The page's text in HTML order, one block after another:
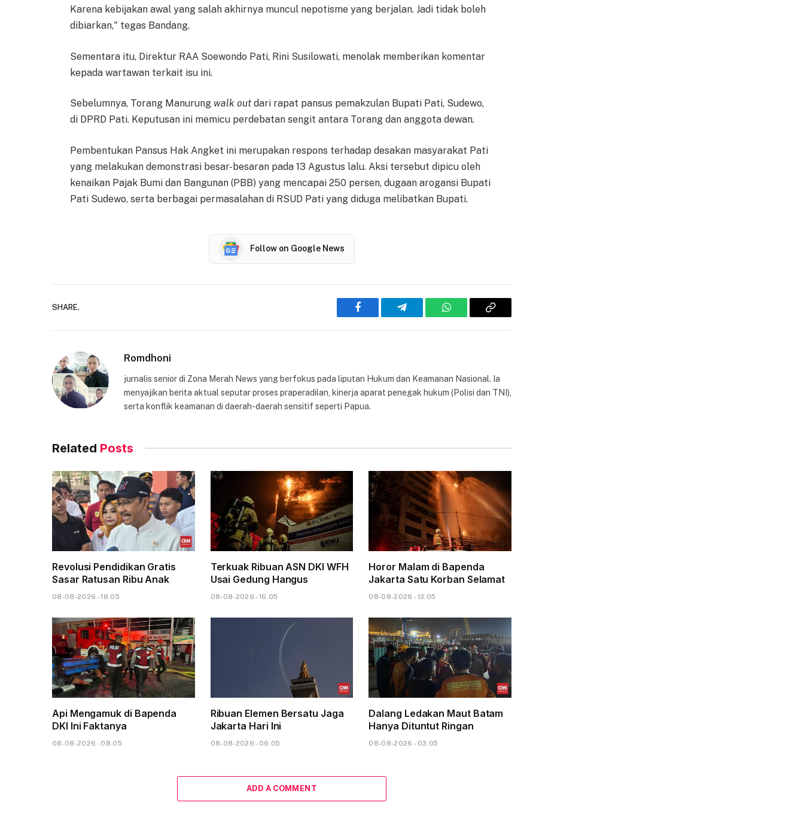
Karena kebijakan awal yang salah akhirnya muncul nepotisme yang berjalan. Jadi tidak boleh
dibiarkan," tegas Bandang.
Sementara itu, Direktur RAA Soewondo Pati, Rini Susilowati, menolak memberikan komentar
kepada wartawan terkait isu ini.
Sebelumnya, Torang Manurung walk out dari rapat pansus pemakzulan Bupati Pati, Sudewo,
di DPRD Pati. Keputusan ini memicu perdebatan sengit antara Torang dan anggota dewan.
Pembentukan Pansus Hak Angket ini merupakan respons terhadap desakan masyarakat Pati
yang melakukan demonstrasi besar-besaran pada 13 Agustus lalu. Aksi tersebut dipicu oleh
kenaikan Pajak Bumi dan Bangunan (PBB) yang mencapai 250 persen, dugaan arogansi Bupati
Pati Sudewo, serta berbagai permasalahan di RSUD Pati yang diduga melibatkan Bupati.
Follow on Google News
SHARE.
Facebook Telegram WhatsAppCopy
Romdhoni
jurnalis senior di Zona Merah News yang berfokus pada liputan Hukum dan Keamanan Nasional. Ia
menyajikan berita aktual seputar proses praperadilan, kinerja aparat penegak hukum (Polisi dan TNI),
serta konflik keamanan di daerah-daerah sensitif seperti Papua.
Related Posts
Revolusi Pendidikan Gratis
Sasar Ratusan Ribu Anak
08-08-2026 - 18.05
Terkuak Ribuan ASN DKI WFH
Usai Gedung Hangus
08-08-2026 - 16.05
Horor Malam di Bapenda
Jakarta Satu Korban Selamat
08-08-2026 - 13.05
Api Mengamuk di Bapenda
DKI Ini Faktanya
08-08-2026 - 08.05
Ribuan Elemen Bersatu Jaga
Jakarta Hari Ini
08-08-2026 - 06.05
Dalang Ledakan Maut Batam
Hanya Dituntut Ringan
08-08-2026 - 03.05
ADD A COMMENT